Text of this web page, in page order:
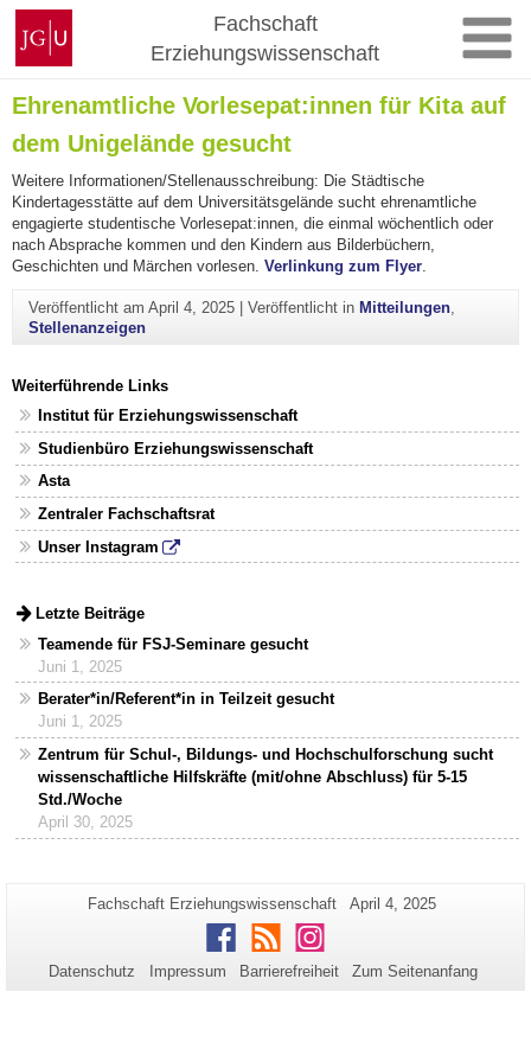
Zum
Inhalt
springen
Johannes
Gutenberg-
Universität
Mainz
Fachschaft
Erziehungswissenschaft
Ehrenamtliche Vorlesepat:innen für Kita auf
dem Unigelände gesucht
Weitere Informationen/Stellenausschreibung: Die Städtische
Kindertagesstätte auf dem Universitätsgelände sucht ehrenamtliche
engagierte studentische Vorlesepat:innen, die einmal wöchentlich oder
nach Absprache kommen und den Kindern aus Bilderbüchern,
Geschichten und Märchen vorlesen. Verlinkung zum Flyer
Veröffentlicht am April 4, 2025| Veröffentlicht in Mitteilungen,
Stellenanzeigen
Weiterführende Links
Institut für Erziehungswissenschaft
Studienbüro Erziehungswissenschaft
Asta
Zentraler Fachschaftsrat
Unser Instagram
Letzte Beiträge
Teamende für FSJ-Seminare gesucht
Juni 1, 2025
Berater*in/Referent*in in Teilzeit gesucht
Juni 1, 2025
Zentrum für Schul-, Bildungs- und Hochschulforschung sucht
wissenschaftliche Hilfskräfte (mit/ohne Abschluss) für 5-15
Std./Woche
April 30, 2025
Zusätzliche
Informationen
zu
dieser
Seiten-
Fachschaft Erziehungswissenschaft
Letzte
April 4, 2025
Facebook
RSS Instagram
Datenschutz Impressum Barrierefreiheit Zum Seitenanfang